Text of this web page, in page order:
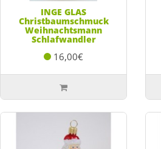
INGE GLAS
Christbaumschmuck
Weihnachtsmann
Schlafwandler
16,00€